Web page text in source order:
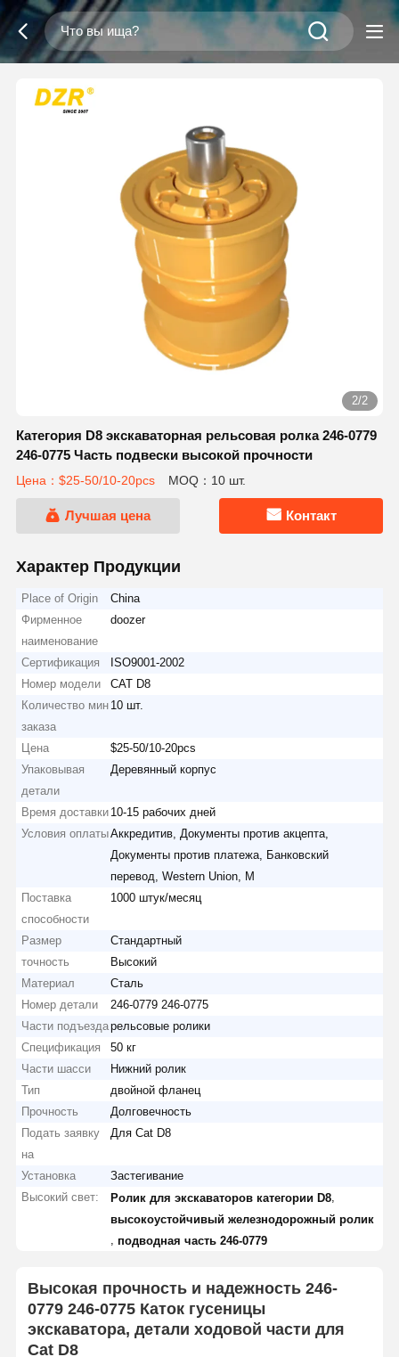
2/2
Категория D8 экскаваторная рельсовая ролка 246-0779
246-0775 Часть подвески высокой прочности
Цена：$25-50/10-20pcs MOQ：10 шт.
Лучшая цена Контакт
Характер Продукции
Place of Origin
China
Фирменное
наименование
doozer
Сертификация
ISO9001-2002
Номер модели
CAT D8
Количество мин
заказа
10 шт.
Цена
$25-50/10-20pcs
Упаковывая
детали
Деревянный корпус
Время доставки 10-15 рабочих дней
Условия оплатыАккредитив, Документы против акцепта,
Документы против платежа, Банковский
перевод, Western Union, M
Поставка
способности
1000 штук/месяц
Размер
Стандартный
точность
Высокий
Материал
Сталь
Номер детали
246-0779 246-0775
Части подъездарельсовые ролики
Спецификация
50 кг
Части шасси
Нижний ролик
Тип
двойной фланец
Прочность
Долговечность
Подать заявку
на
Для Cat D8
Установка
Застегивание
Высокий свет:
Ролик для экскаваторов категории D8
высокоустойчивый железнодорожный ролик
подводная часть 246-0779
Высокая прочность и надежность 246-
0779 246-0775 Каток гусеницы
экскаватора, детали ходовой части для
Cat D8